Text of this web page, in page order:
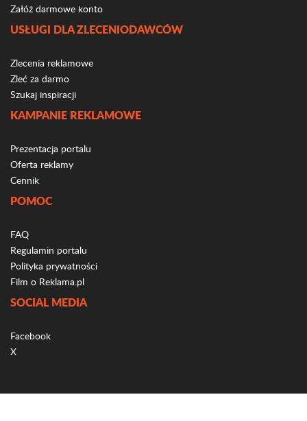
Załóż darmowe konto
USŁUGI DLA ZLECENIODAWCÓW
Zlecenia reklamowe
Zleć za darmo
Szukaj inspiracji
KAMPANIE REKLAMOWE
Prezentacja portalu
Oferta reklamy
Cennik
POMOC
FAQ
Regulamin portalu
Polityka prywatności
Film o Reklama.pl
SOCIAL MEDIA
Facebook
X